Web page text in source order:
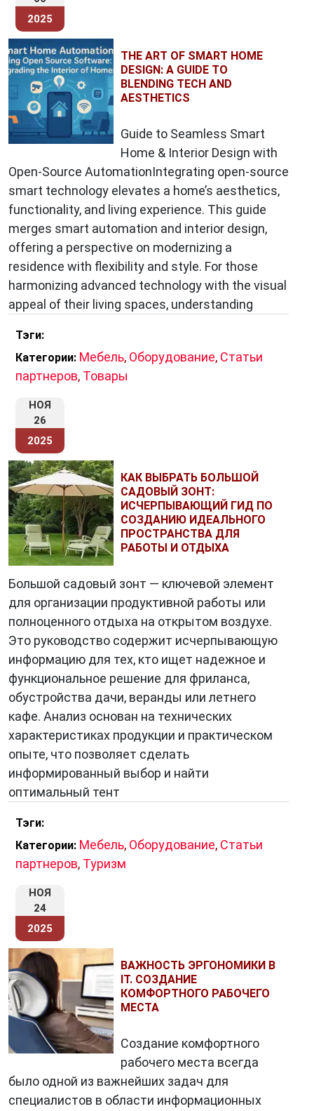
2025
THE ART OF SMART HOME
DESIGN: A GUIDE TO
BLENDING TECH AND
AESTHETICS
Guide to Seamless Smart
Home & Interior Design with
Open-Source AutomationIntegrating open-source
smart technology elevates a home’s aesthetics,
functionality, and living experience. This guide
merges smart automation and interior design,
offering a perspective on modernizing a
residence with flexibility and style. For those
harmonizing advanced technology with the visual
appeal of their living spaces, understanding
Тэги:
Категории: Мебель, Оборудование, Статьи
партнеров, Товары
НОЯ
26
2025
КАК ВЫБРАТЬ БОЛЬШОЙ
САДОВЫЙ ЗОНТ:
ИСЧЕРПЫВАЮЩИЙ ГИД ПО
СОЗДАНИЮ ИДЕАЛЬНОГО
ПРОСТРАНСТВА ДЛЯ
РАБОТЫ И ОТДЫХА
Большой садовый зонт — ключевой элемент
для организации продуктивной работы или
полноценного отдыха на открытом воздухе.
Это руководство содержит исчерпывающую
информацию для тех, кто ищет надежное и
функциональное решение для фриланса,
обустройства дачи, веранды или летнего
кафе. Анализ основан на технических
характеристиках продукции и практическом
опыте, что позволяет сделать
информированный выбор и найти
оптимальный тент
Тэги:
Категории: Мебель, Оборудование, Статьи
партнеров, Туризм
НОЯ
24
2025
ВАЖНОСТЬ ЭРГОНОМИКИ В
IT. СОЗДАНИЕ
КОМФОРТНОГО РАБОЧЕГО
МЕСТА
Создание комфортного
рабочего места всегда
было одной из важнейших задач для
специалистов в области информационных